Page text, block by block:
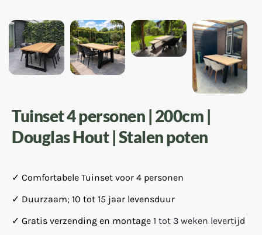
Tuinset 4 personen | 200cm |
Douglas Hout | Stalen poten
✓ Comfortabele Tuinset voor 4 personen
✓ Duurzaam; 10 tot 15 jaar levensduur
✓ Gratis verzending en montage 1 tot 3 weken levertijd